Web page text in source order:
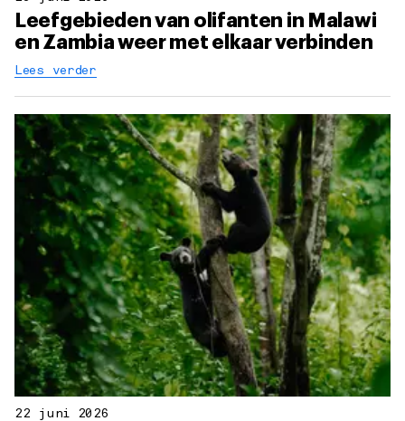
Leefgebieden van olifanten in Malawi
en Zambia weer met elkaar verbinden
Lees verder
22 juni 2026